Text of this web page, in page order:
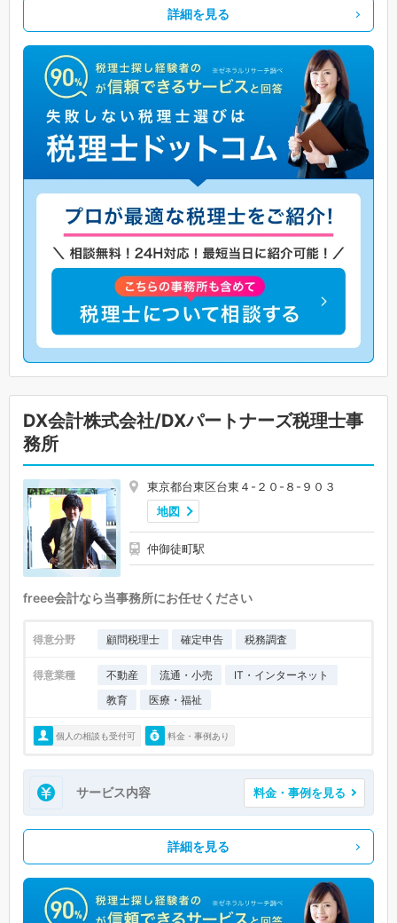
詳細を見る
DX会計株式会社/DXパートナーズ税理士事
務所
東京都台東区台東４-２０-８-９０３
地図
仲御徒町駅
freee会計なら当事務所にお任せください
得意分野 顧問税理士 確定申告 税務調査
得意業種 不動産 流通・小売
IT・インターネット
教育
医療・福祉
個人の相談も受付可 料金・事例あり
サービス内容 料金・事例を見る
詳細を見る